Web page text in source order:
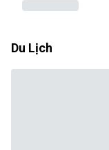
Du Lịch